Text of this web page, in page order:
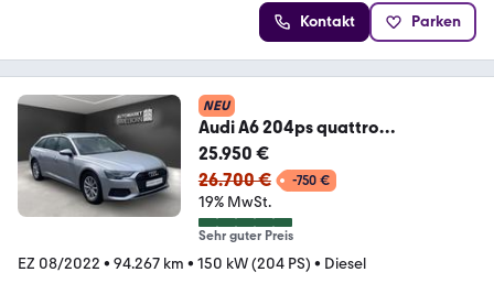
Kontakt Parken
NEU
Audi A6 204ps quattro
AHK*LED*DAB*MagneticRide*Me
mory
25.950 €
26.700 €
-750 €
19% MwSt.
Sehr guter Preis
EZ 08/2022 • 94.267 km • 150 kW (204 PS) • Diesel